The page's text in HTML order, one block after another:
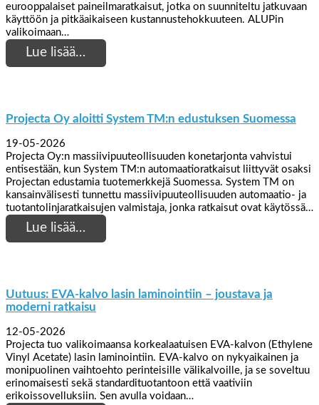
eurooppalaiset paineilmaratkaisut, jotka on suunniteltu jatkuvaan
käyttöön ja pitkäaikaiseen kustannustehokkuuteen. ALUPin
valikoimaan…
Lue lisää…
Projecta Oy aloitti System TM:n edustuksen Suomessa
19-05-2026
Projecta Oy:n massiivipuuteollisuuden konetarjonta vahvistui
entisestään, kun System TM:n automaatioratkaisut liittyvät osaksi
Projectan edustamia tuotemerkkejä Suomessa. System TM on
kansainvälisesti tunnettu massiivipuuteollisuuden automaatio- ja
tuotantolinjaratkaisujen valmistaja, jonka ratkaisut ovat käytössä…
Lue lisää…
Uutuus: EVA-kalvo lasin laminointiin – joustava ja
moderni ratkaisu
12-05-2026
Projecta tuo valikoimaansa korkealaatuisen EVA-kalvon (Ethylene
Vinyl Acetate) lasin laminointiin. EVA-kalvo on nykyaikainen ja
monipuolinen vaihtoehto perinteisille välikalvoille, ja se soveltuu
erinomaisesti sekä standardituotantoon että vaativiin
erikoissovelluksiin. Sen avulla voidaan…